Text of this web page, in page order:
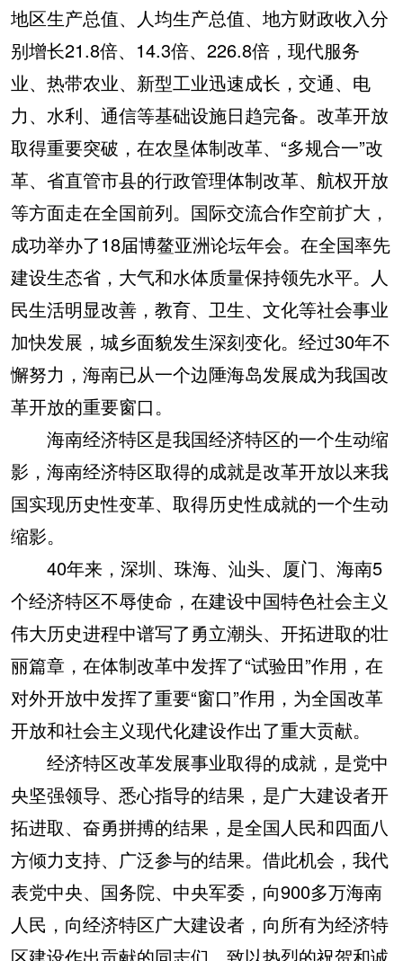
地区生产总值、人均生产总值、地方财政收入分
别增长21.8倍、14.3倍、226.8倍，现代服务
业、热带农业、新型工业迅速成长，交通、电
力、水利、通信等基础设施日趋完备。改革开放
取得重要突破，在农垦体制改革、“多规合一”改
革、省直管市县的行政管理体制改革、航权开放
等方面走在全国前列。国际交流合作空前扩大，
成功举办了18届博鳌亚洲论坛年会。在全国率先
建设生态省，大气和水体质量保持领先水平。人
民生活明显改善，教育、卫生、文化等社会事业
加快发展，城乡面貌发生深刻变化。经过30年不
懈努力，海南已从一个边陲海岛发展成为我国改
革开放的重要窗口。
海南经济特区是我国经济特区的一个生动缩
影，海南经济特区取得的成就是改革开放以来我
国实现历史性变革、取得历史性成就的一个生动
缩影。
40年来，深圳、珠海、汕头、厦门、海南5
个经济特区不辱使命，在建设中国特色社会主义
伟大历史进程中谱写了勇立潮头、开拓进取的壮
丽篇章，在体制改革中发挥了“试验田”作用，在
对外开放中发挥了重要“窗口”作用，为全国改革
开放和社会主义现代化建设作出了重大贡献。
经济特区改革发展事业取得的成就，是党中
央坚强领导、悉心指导的结果，是广大建设者开
拓进取、奋勇拼搏的结果，是全国人民和四面八
方倾力支持、广泛参与的结果。借此机会，我代
表党中央、国务院、中央军委，向900多万海南
人民，向经济特区广大建设者，向所有为经济特